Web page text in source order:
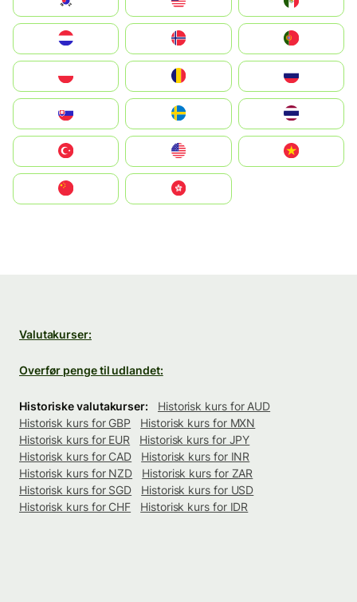
United States
中國香港特別行政區
Valutakurser:
Overfør penge til udlandet:
Historiske valutakurser:
Historisk kurs for AUD
Historisk kurs for GBP
Historisk kurs for MXN
Historisk kurs for EUR
Historisk kurs for JPY
Historisk kurs for CAD
Historisk kurs for INR
Historisk kurs for NZD
Historisk kurs for ZAR
Historisk kurs for SGD
Historisk kurs for USD
Historisk kurs for CHF
Historisk kurs for IDR